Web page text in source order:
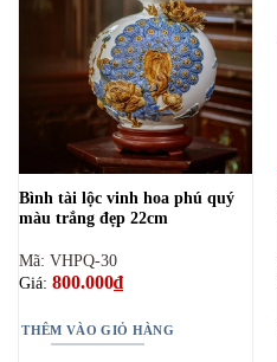
Bình tài lộc vinh hoa phú quý
màu trắng đẹp 22cm
Mã: VHPQ-30
Giá: 800.000₫
THÊM VÀO GIỎ HÀNG